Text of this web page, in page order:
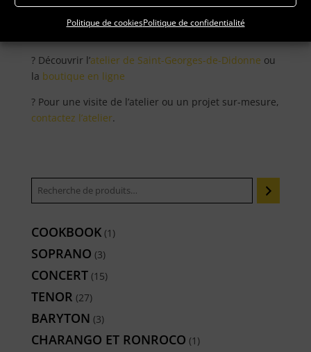
Politique de cookiesPolitique de confidentialité
jour régulièrement. Pour ne rien manquer :
? Découvrir l’atelier de Saint-Georges-de-Didonne ou
la boutique en ligne
? Pour une visite de l’atelier ou un projet sur-mesure,
contactez l’atelier.
COOKBOOK 1 1
SOPRANO 33
CONCERT 1515
TENOR 2727
produits
BARYTON 33
produits
CHARANGO ET RONROCO 1 1